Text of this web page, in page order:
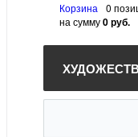
Корзина
0
на сумму0 руб.